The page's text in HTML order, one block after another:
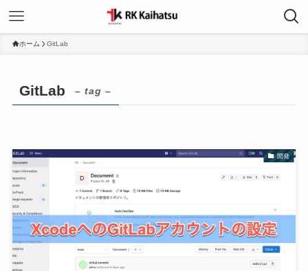
ホーム GitLab
GitLab – tag –
開発